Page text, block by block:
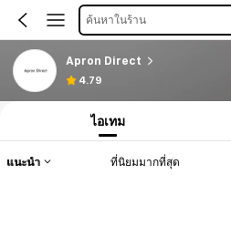
ค้นหาในร้าน
Apron Direct
4.79
ไอเทม
แนะนำ ที่นิยมมากที่สุด